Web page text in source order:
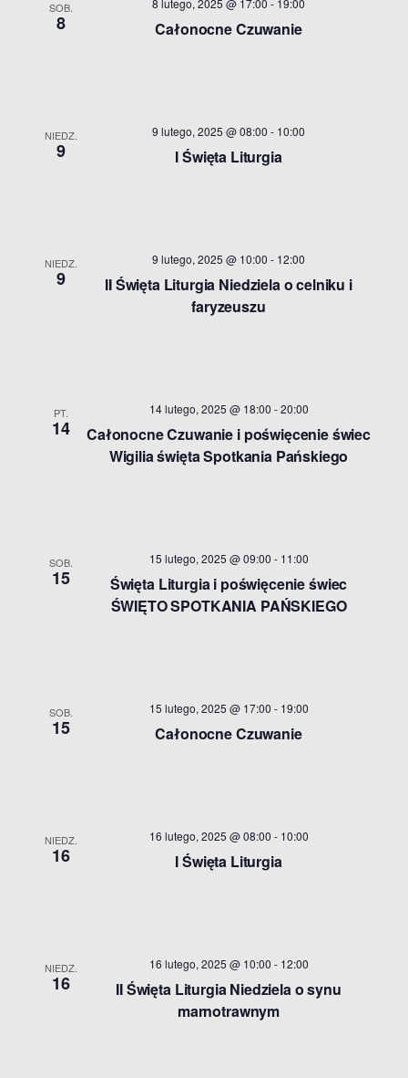
SOB.
8
8 lutego, 2025 @ 17:00 - 19:00
Całonocne Czuwanie
NIEDZ.
9
9 lutego, 2025 @ 08:00 - 10:00
I Święta Liturgia
NIEDZ.
9
9 lutego, 2025 @ 10:00 - 12:00
II Święta Liturgia Niedziela o celniku i
faryzeuszu
PT.
14
14 lutego, 2025 @ 18:00 -20:00
Całonocne Czuwanie i poświęcenie świec
Wigilia święta Spotkania Pańskiego
SOB.
15
15 lutego, 2025 @ 09:00 - 11:00
Święta Liturgia i poświęcenie świec
ŚWIĘTO SPOTKANIA PAŃSKIEGO
SOB.
15
15 lutego, 2025 @ 17:00 - 19:00
Całonocne Czuwanie
NIEDZ.
16
16 lutego, 2025 @ 08:00 - 10:00
I Święta Liturgia
NIEDZ.
16
16 lutego, 2025 @ 10:00 - 12:00
II Święta Liturgia Niedziela o synu
marnotrawnym